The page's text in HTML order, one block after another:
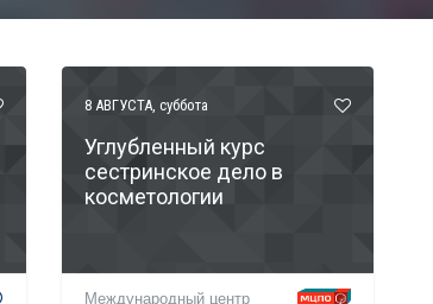
8 АВГУСТА , суббота
Углубленный курс
сестринское дело в
косметологии
Международный центр